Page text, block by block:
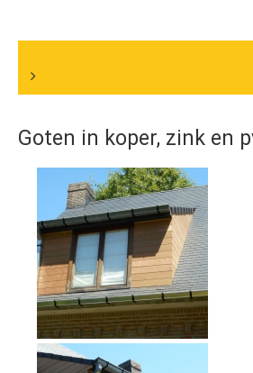
Goten in koper, zink en